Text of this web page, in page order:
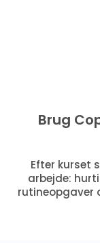
Brug
Efter kurset
arbejde:
rutineopgaver